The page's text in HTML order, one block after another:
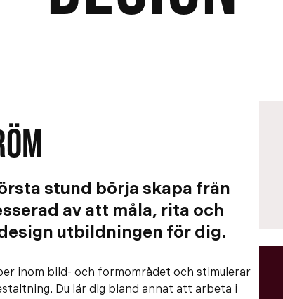
stund börja skapa från
av att måla, rita och
utbildningen för dig.
inom bild- och formområdet och stimulerar
Du lär dig bland annat att arbeta i